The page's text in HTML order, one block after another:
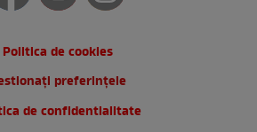
Politica de cookies
preferințele
de confidentialitate